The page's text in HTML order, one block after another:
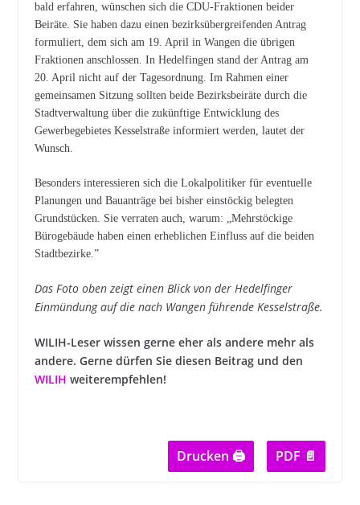
bald erfahren, wünschen sich die CDU-Fraktionen beider
Beiräte. Sie haben dazu einen bezirksübergreifenden Antrag
formuliert, dem sich am 19. April in Wangen die übrigen
Fraktionen anschlossen. In Hedelfingen stand der Antrag am
20. April nicht auf der Tagesordnung. Im Rahmen einer
gemeinsamen Sitzung sollten beide Bezirksbeiräte durch die
Stadtverwaltung über die zukünftige Entwicklung des
Gewerbegebietes Kesselstraße informiert werden, lautet der
Wunsch.
Besonders interessieren sich die Lokalpolitiker für eventuelle
Planungen und Bauanträge bei bisher einstöckig belegten
Grundstücken. Sie verraten auch, warum: „Mehrstöckige
Bürogebäude haben einen erheblichen Einfluss auf die beiden
Stadtbezirke.”
Das Foto oben zeigt einen Blick von der Hedelfinger
Einmündung auf die nach Wangen führende Kesselstraße.
WILIH-Leser wissen gerne eher als andere mehr als
andere. Gerne dürfen Sie diesen Beitrag und den
WILIH weiterempfehlen!
Drucken 🖨 PDF 📄